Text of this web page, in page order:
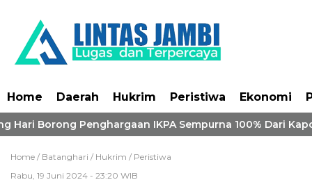
Home Daerah Hukrim Peristiwa Ekonomi
Borong Penghargaan IKPA Sempurna 100% Dari
Home / Batanghari / Hukrim / Peristiwa
Rabu, 19 Juni 2024 - 23:20 WIB